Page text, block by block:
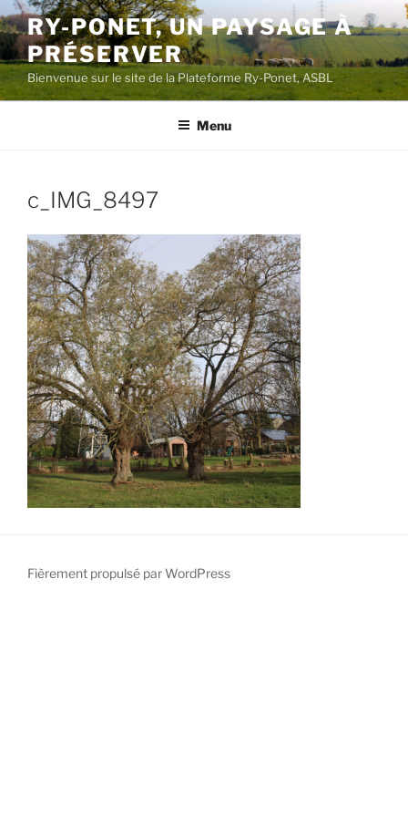
Aller
au
contenu
principal
RY-PONET, UN PAYSAGE À
PRÉSERVER
Bienvenue sur le site de la Plateforme Ry-Ponet, ASBL
Menu
c_IMG_8497
Fièrement propulsé par WordPress